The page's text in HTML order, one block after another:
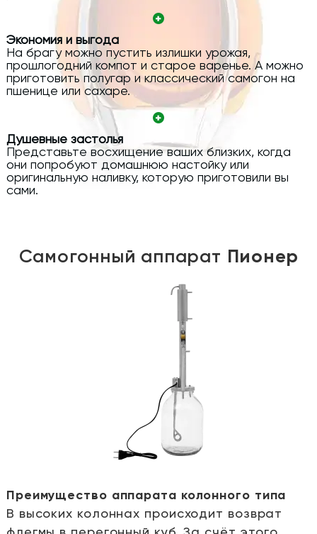
Экономия и выгода
На брагу можно пустить излишки урожая,
прошлогодний компот и старое варенье. А можно
приготовить полугар и классический самогон на
пшенице или сахаре.
Душевные застолья
Представьте восхищение ваших близких, когда
они попробуют домашнюю настойку или
оригинальную наливку, которую приготовили вы
сами.
Самогонный аппарат Пионер
Преимущество аппарата колонного типа
В высоких колоннах происходит возврат